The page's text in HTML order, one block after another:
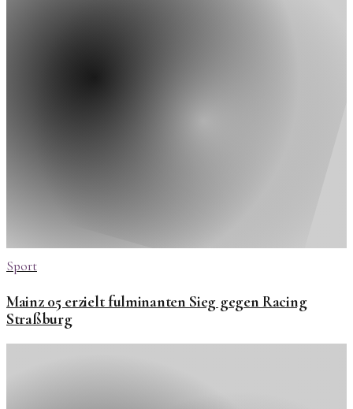
Sport
Mainz 05 erzielt fulminanten Sieg gegen Racing
Straßburg